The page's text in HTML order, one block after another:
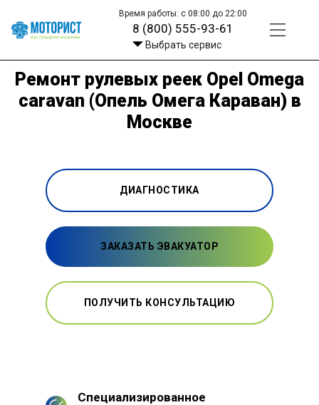
Время работы: с 08:00 до 22:00
8 (800) 555-93-61
Выбрать сервис
Ремонт рулевых реек Opel Omega
caravan (Опель Омега Караван) в
Москве
ДИАГНОСТИКА
ЗАКАЗАТЬ ЭВАКУАТОР
ПОЛУЧИТЬ КОНСУЛЬТАЦИЮ
Специализированное